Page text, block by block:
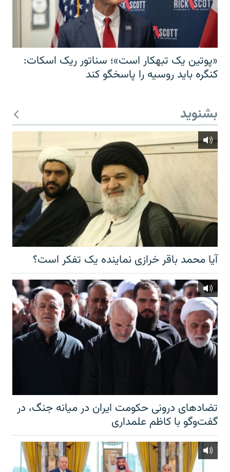
«پوتین یک تبهکار است»؛ سناتور ریک اسکات:
کنگره باید روسیه را پاسخگو کند
بشنوید
آیا محمد باقر خرازی نماینده یک تفکر است؟
تضادهای درونی حکومت ایران در میانه جنگ، در
گفت‌‌وگو با کاظم علمداری